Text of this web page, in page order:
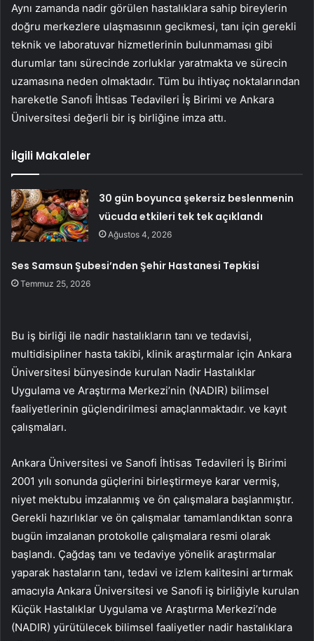
Aynı zamanda nadir görülen hastalıklara sahip bireylerin
doğru merkezlere ulaşmasının gecikmesi, tanı için gerekli
teknik ve laboratuvar hizmetlerinin bulunmaması gibi
durumlar tanı sürecinde zorluklar yaratmakta ve sürecin
uzamasına neden olmaktadır. Tüm bu ihtiyaç noktalarından
hareketle Sanofi İhtisas Tedavileri İş Birimi ve Ankara
Üniversitesi değerli bir iş birliğine imza attı.
İlgili Makaleler
30 gün boyunca şekersiz beslenmenin
vücuda etkileri tek tek açıklandı
Ağustos 4, 2026
Ses Samsun Şubesi’nden Şehir Hastanesi Tepkisi
Temmuz 25, 2026
Bu iş birliği ile nadir hastalıkların tanı ve tedavisi,
multidisipliner hasta takibi, klinik araştırmalar için Ankara
Üniversitesi bünyesinde kurulan Nadir Hastalıklar
Uygulama ve Araştırma Merkezi’nin (NADIR) bilimsel
faaliyetlerinin güçlendirilmesi amaçlanmaktadır. ve kayıt
çalışmaları.
Ankara Üniversitesi ve Sanofi İhtisas Tedavileri İş Birimi
2001 yılı sonunda güçlerini birleştirmeye karar vermiş,
niyet mektubu imzalanmış ve ön çalışmalara başlanmıştır.
Gerekli hazırlıklar ve ön çalışmalar tamamlandıktan sonra
bugün imzalanan protokolle çalışmalara resmi olarak
başlandı. Çağdaş tanı ve tedaviye yönelik araştırmalar
yaparak hastaların tanı, tedavi ve izlem kalitesini artırmak
amacıyla Ankara Üniversitesi ve Sanofi iş birliğiyle kurulan
Küçük Hastalıklar Uygulama ve Araştırma Merkezi’nde
(NADIR) yürütülecek bilimsel faaliyetler nadir hastalıklara